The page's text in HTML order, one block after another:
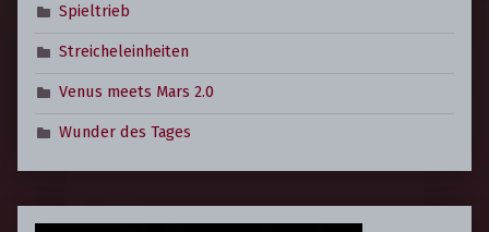
Spieltrieb
Streicheleinheiten
Venus meets Mars 2.0
Wunder des Tages